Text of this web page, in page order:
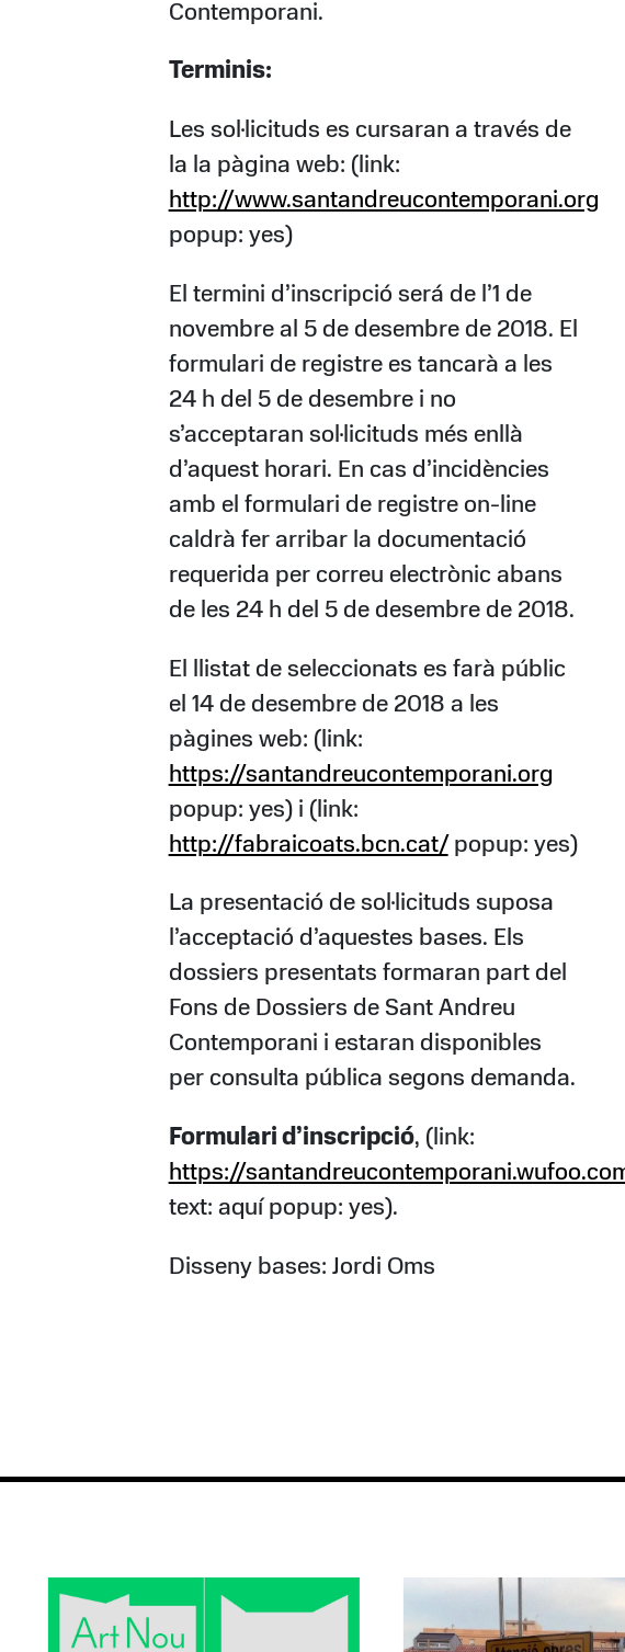
Contemporani.
Terminis:
Les sol·licituds es cursaran a través de
la la pàgina web: (link:
http://www.santandreucontemporani.org
popup: yes)
El termini d’inscripció será de l’1 de
novembre al 5 de desembre de 2018. El
formulari de registre es tancarà a les
24 h del 5 de desembre i no
s’acceptaran sol·licituds més enllà
d’aquest horari. En cas d’incidències
amb el formulari de registre on-line
caldrà fer arribar la documentació
requerida per correu electrònic abans
de les 24 h del 5 de desembre de 2018.
El llistat de seleccionats es farà públic
el 14 de desembre de 2018 a les
pàgines web: (link:
https://santandreucontemporani.org
popup: yes) i (link:
http://fabraicoats.bcn.cat/popup: yes)
La presentació de sol·licituds suposa
l’acceptació d’aquestes bases. Els
dossiers presentats formaran part del
Fons de Dossiers de Sant Andreu
Contemporani i estaran disponibles
per consulta pública segons demanda.
Formulari d’inscripció, (link:
https://
text: aquí popup: yes).
Disseny bases: Jordi Oms